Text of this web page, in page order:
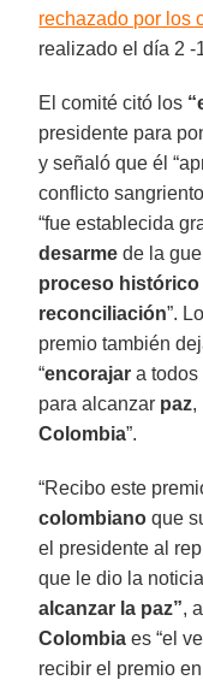
rechazado por los
realizado el día 2 -
El comité citó los
presidente para
y señaló que él
conflicto
“fue establecida
desarme de la
proceso histórico
reconciliación”.
premio también
“encorajar a todos
para alcanzar paz,
Colombia”.
“Recibo este
colombiano que
el presidente al
que le dio la
alcanzar la paz”,
Colombia es “el
recibir el premio